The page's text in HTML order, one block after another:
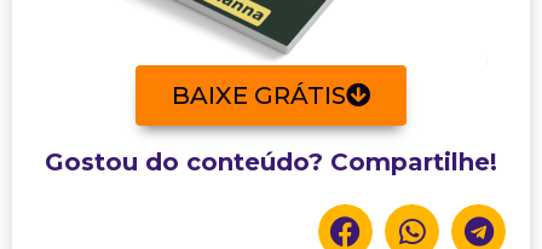
BAIXE GRÁTIS
Gostou do conteúdo? Compartilhe!